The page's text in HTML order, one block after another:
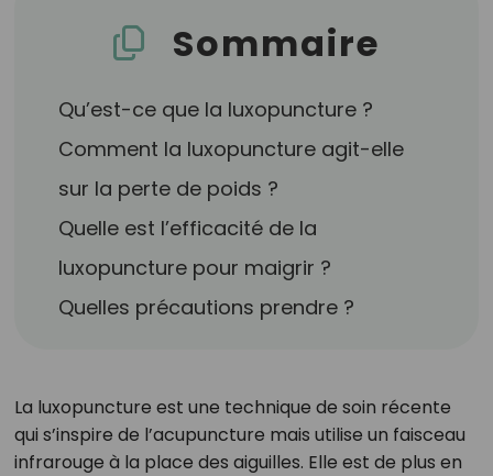
Sommaire
Qu’est-ce que la luxopuncture ?
Comment la luxopuncture agit-elle
sur la perte de poids ?
Quelle est l’efficacité de la
luxopuncture pour maigrir ?
Quelles précautions prendre ?
La luxopuncture est une technique de soin récente
qui s’inspire de l’acupuncture mais utilise un faisceau
infrarouge à la place des aiguilles. Elle est de plus en